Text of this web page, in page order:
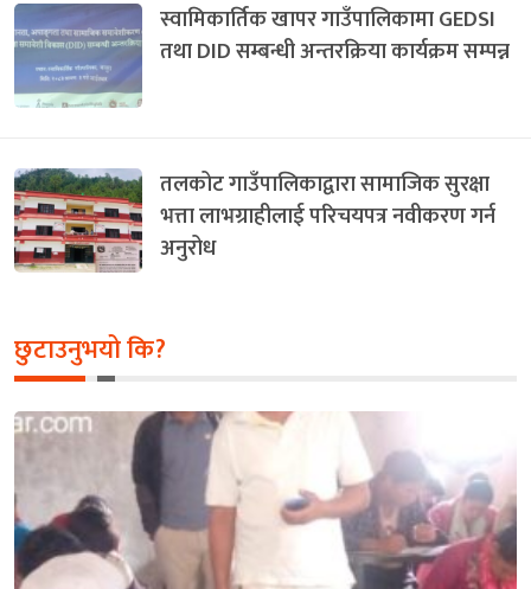
स्वामिकार्तिक खापर गाउँपालिकामा GEDSI
तथा DID सम्बन्धी अन्तरक्रिया कार्यक्रम सम्पन्न
तलकोट गाउँपालिकाद्वारा सामाजिक सुरक्षा
भत्ता लाभग्राहीलाई परिचयपत्र नवीकरण गर्न
अनुरोध
छुटाउनुभयो कि?